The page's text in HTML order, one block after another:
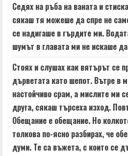
Седях на ръба на ваната и
сякаш тя можеше да спре не
се надигаше в гърдите ми.
шумът в главата ми не искаше
Стоях и слушах как вятърът се
дърветата като шепот. Вътре в
настойчиво срам, а мислите ми
друга, сякаш търсеха изход.
Обещание е обещание. Но
толкова по-ясно разбирах, че
думи. Те са въжета, с които се